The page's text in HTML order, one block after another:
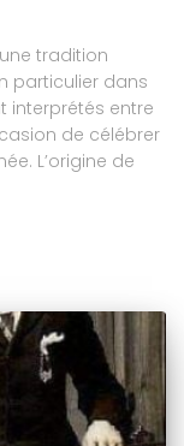
tradition
particulier dans
interprétés entre
de célébrer
L’origine de